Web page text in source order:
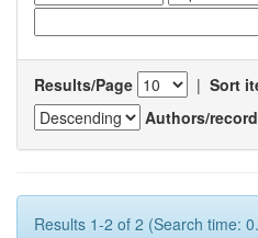
Results/Page | Sort
Authors/record
Results 1-2 of 2 (Search time: